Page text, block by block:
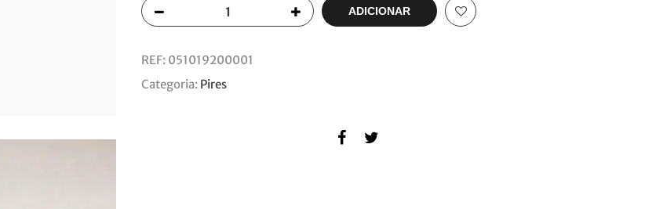
ADICIONAR
REF: 051019200001
Categoria: Pires